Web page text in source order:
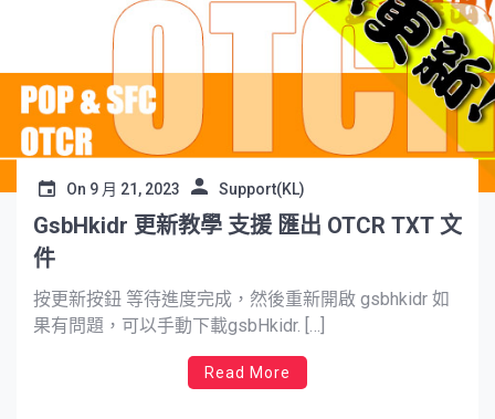
On 9 月 21, 2023 Support(KL)
GsbHkidr 更新教學 支援 匯出 OTCR TXT 文
件
按更新按鈕 等待進度完成，然後重新開啟 gsbhkidr 如
果有問題，可以手動下載gsbHkidr. […]
Read More